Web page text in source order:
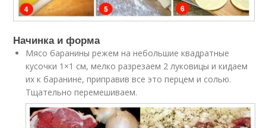
Начинка и форма
Мясо баранины режем на небольшие квадратные
кусочки 1×1 см, мелко разрезаем 2 луковицы и кидаем
их к баранине, приправив все это перцем и солью.
Тщательно перемешиваем.